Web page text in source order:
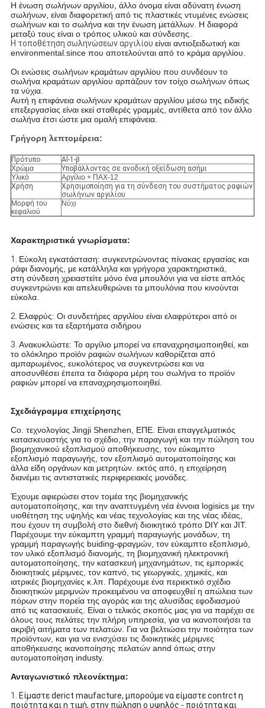
Η ένωση σωλήνων αργιλίου, άλλο όνομα είναι αδύνατη ένωση
σωλήνων, είναι διαφορετική από τις πλαστικές ντυμένες ενώσεις
σωλήνων και το σωλήνα και την ένωση μετάλλων. Η διαφορά
μεταξύ τους είναι ο τρόπος υλικού και σύνδεσης.
Η τοποθέτηση σωληνώσεων αργιλίου είναι αντιοξειδωτική και
environmental.since που αποτελούνται από το κράμα αργιλίου.
Οι ενώσεις σωλήνων κραμάτων αργιλίου που συνδέουν το
σωλήνα κραμάτων αργιλίου αρπάζουν τον τοίχο σωλήνων όπως
τα νύχια.
Αυτή η επιφάνεια σωλήνων κραμάτων αργιλίου μέσω της ειδικής
επεξεργασίας είναι εκεί σταθερές γραμμές, αντίθετα από τον άλλο
σωλήνα έτσι ώστε μια ομαλή επιφάνεια.
Γρήγορη λεπτομέρεια:
Πρότυπο
Al-1-β
Χρώμα
Υποβάλλοντας σε ανοδική οξείδωση ασήμι
Υλικό
Αργίλιο + ΠΑΧ-12
Χρήση
Χρησιμοποίηση για τη σύνδεση του συστήματος ραφιών
σωλήνων αργιλίου
Μορφή του
κεφαλιού
Νύχι
Χαρακτηριστικά γνωρίσματα:
1. Εύκολη εγκατάσταση: συγκεντρώνοντας πίνακας εργασίας και
ράφι διανομής, με κατάλληλα και γρήγορα χαρακτηριστικά,
στη σύνδεση χρειαστείτε μόνο ένα μπουλόνι για να είστε απλός
συγκεντρώνει και απελευθερώνει τα μπουλόνια που κινούνται
εύκολα.
2. Ελαφρύς: Οι συνδετήρες αργιλίου είναι ελαφρύτεροι από οι
ενώσεις και τα εξαρτήματα σιδήρου
3. Ανακυκλώστε: Το αργίλιο μπορεί να επαναχρησιμοποιηθεί, και
το ολόκληρο προϊόν ραφιών σωλήνων καθορίζεται από
αμπαρωμένος, ευκολότερος να συγκεντρώσει και να
αποσυνθέσει έπειτα τα διάφορα μέρη του σωλήνα το προϊόν
ραφιών μπορεί να επαναχρησιμοποιηθεί.
Σχεδιάγραμμα επιχείρησης
Co. τεχνολογίας Jingji Shenzhen, ΕΠΕ. Είναι επαγγελματικός
κατασκευαστής για το σχέδιο, την παραγωγή και την πώληση του
βιομηχανικού εξοπλισμού αποθήκευσης, τον εύκαμπτο
εξοπλισμό παραγωγής, τον εξοπλισμό αυτοματοποίησης και
άλλα είδη οργάνων και μετρητών. εκτός από, η επιχείρηση
διανέμει τις αντιστατικές περιφερειακές μονάδες.
Έχουμε αφιερώσει στον τομέα της βιομηχανικής
αυτοματοποίησης, και την αναπτυγμένη νέα έννοια logisics με την
υιοθέτηση της υψηλής και νέας τεχνολογίας και της νέας ιδέας,
που έχουν τη συμβολή στο διεθνή διοικητικό τρόπο DIY και JIT.
Παρέχουμε την εύκαμπτη γραμμή παραγωγής μονάδων, τη
γραμμή παραγωγής buiding-φραγμών, τον εύκαμπτο εξοπλισμό,
τον υλικό εξοπλισμό διανομής, τη βιομηχανική ηλεκτρονική
αυτοματοποίησης, την κατασκευή μηχανημάτων, τις εμπορικές
διοικητικές μέριμνες, τον καπνό, τις γεωργικές, χημικές, και
ιατρικές βιομηχανίες κ.λπ. Παρέχουμε ένα περιεκτικό σχέδιο
διοικητικών μεριμνών προκειμένου να αποφευχθεί η απώλεια των
πόρων στην πορεία της αγοράς και της αλυσίδας εφοδιασμού
από τις κατασκευές. Είναι ο τελικός σκοπός μας για να παρέχει σε
όλους τους πελάτες την πλήρη υπηρεσία, για να ικανοποιήσει τα
ακριβή αιτήματα των πελατών. Για να βελτιώσει την ποιότητα των
προϊόντων, και για να ενισχύσει τις διοικητικές μέριμνες
αποθήκευσης ικανοποίησης πελατών annd όπως στην
αυτοματοποίηση industy.
Ανταγωνιστικό πλεονέκτημα:
1. Είμαστε derict maufacture, μπορούμε να είμαστε contrct η
ποιότητα και η τιμή, στην πώληση ο υψηλός - ποιότητα και